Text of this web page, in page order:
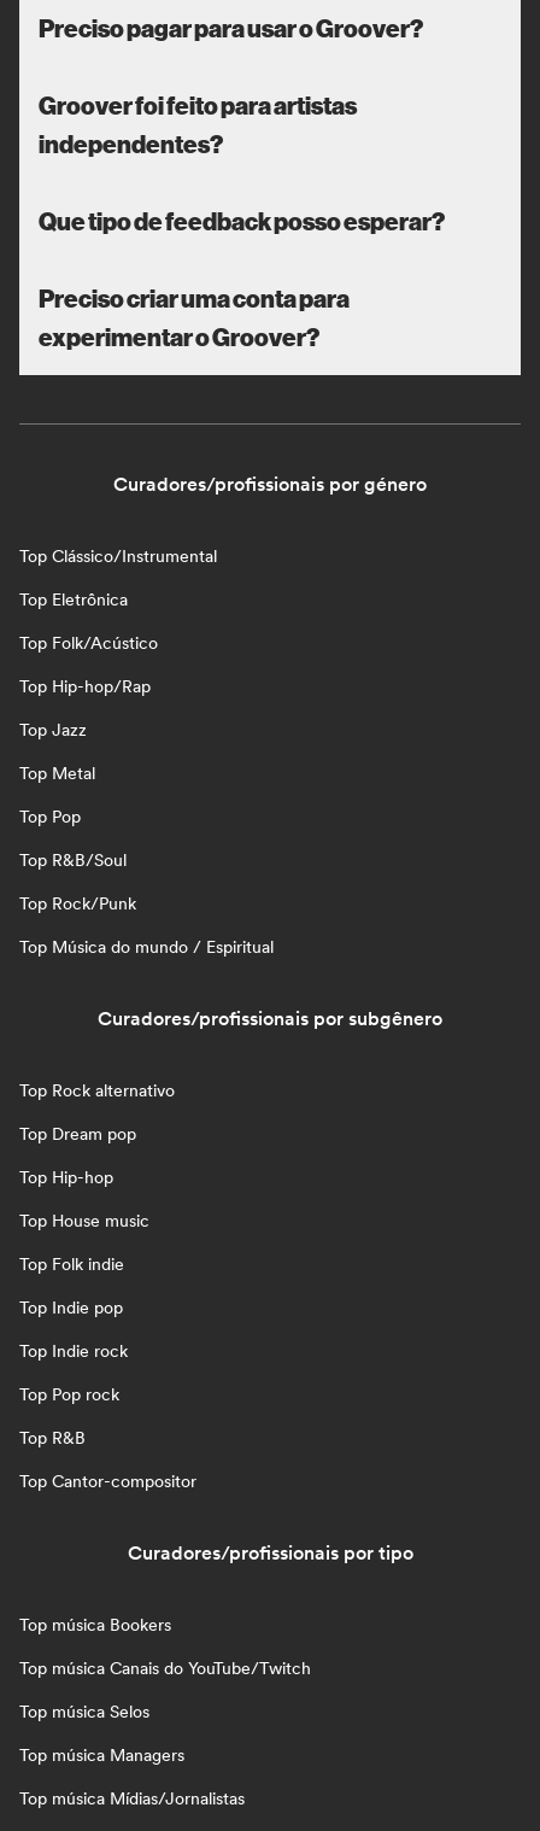
Preciso pagar para usar o Groover?
Groover foi feito para artistas
independentes?
Que tipo de feedback posso esperar?
Preciso criar uma conta para
experimentar o Groover?
Curadores/profissionais por género
Top Clássico/Instrumental
Top Eletrônica
Top Folk/Acústico
Top Hip-hop/Rap
Top Jazz
Top Metal
Top Pop
Top R&B/Soul
Top Rock/Punk
Top Música do mundo / Espiritual
Curadores/profissionais por subgênero
Top Rock alternativo
Top Dream pop
Top Hip-hop
Top House music
Top Folk indie
Top Indie pop
Top Indie rock
Top Pop rock
Top R&B
Top Cantor-compositor
Curadores/profissionais por tipo
Top música Bookers
Top música Canais do YouTube/Twitch
Top música Selos
Top música Managers
Top música Mídias/Jornalistas